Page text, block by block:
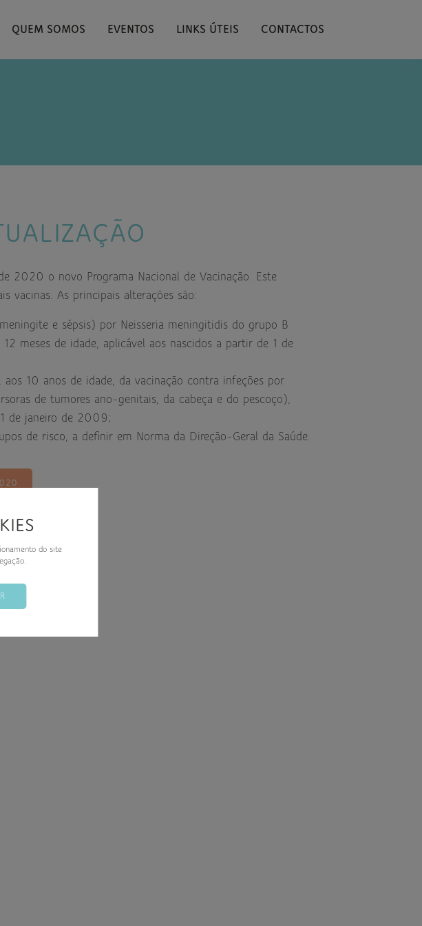
do site
QUEM SOMOS EVENTOS LINKS ÚTEIS CONTACTOS
2020 o novo Programa Nacional de Vacinação. Este
vacinas. As principais alterações são:
e sépsis) por Neisseria meningitidis do grupo B
meses de idade, aplicável aos nascidos a partir de 1 de
aos 10 anos de idade, da vacinação contra infeções por
de tumores ano-genitais, da cabeça e do pescoço),
de janeiro de 2009;
de risco, a definir em Norma da Direção-Geral da Saúde.